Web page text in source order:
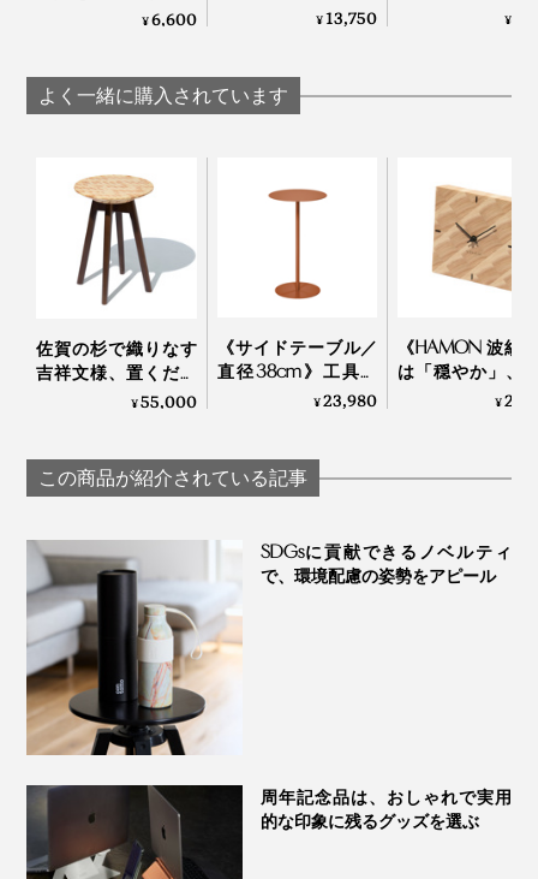
木目を断ち切るように、木を削り取った後、端をシャー
プに仕上げるには、木が欠けるリスクがつきもの。カケ
ます。
土台には、おもりを入れているから、安定感がありま
「glasses place」は、ミマツ工芸が、創業時からつくっていた、テーブル脚部を
モチーフに、デザインされた
きなものに囲まれる喜び、心地いい空間をつくりたい」
日、仕事道具をしまう「デスク収納」に行き着いたそう
です。
の温かみにデスク
case
¥6,600
道具を整理整頓！木
｜M.SCOOP
¥13,750
道具を整理整頓
¥
よく一緒に購入されています
佐賀の杉で織りなす
吉祥文様、置くだけ
で明るい部屋になる
¥55,000
《サイドテーブル／
直径38cm》工具要
らずで組立て・解
たスチールテーブル
｜KIT キット
¥23,980
《HAMON 波紋
は「穏やか」、
は「繁栄」を願っ
¥
この商品が紹介されている記事
SDGsに貢献できるノベルティ
で、環境配慮の姿勢をアピール
周年記念品は、おしゃれで実用
的な印象に残るグッズを選ぶ